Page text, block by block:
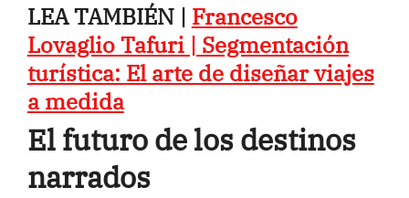
LEA TAMBIÉN | Francesco
Lovaglio Tafuri | Segmentación
turística: El arte de diseñar viajes
a medida
El futuro de los destinos
narrados